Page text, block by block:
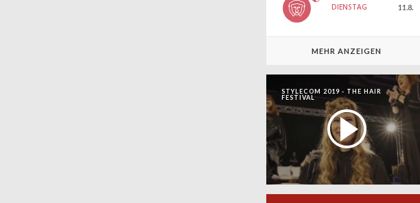
DIENSTAG 11.8.
MEHR ANZEIGEN
STYLECOM 2019 - THE HAIR
FESTIVAL